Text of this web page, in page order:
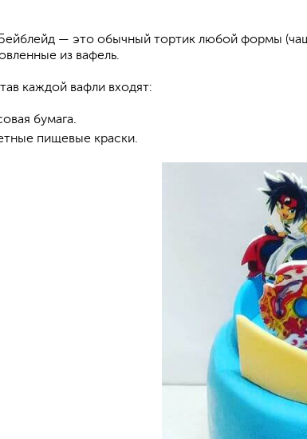
— это обычный тортик любой формы
из вафель.
каждой вафли входят:
бумага.
пищевые краски.